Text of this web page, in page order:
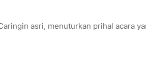
asri, menuturkan prihal acara